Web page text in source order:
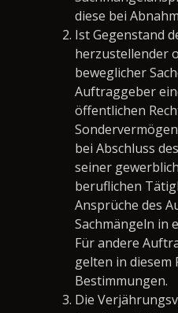
diese bei
Ist Gegenstand
herzustellender
beweglicher
Auftraggeber
öffentlichen
bei Abschluss
seiner
beruflichen
Ansprüche des
Sachmängeln in
Für andere
gelten in diesem
Bestimmungen.
Die